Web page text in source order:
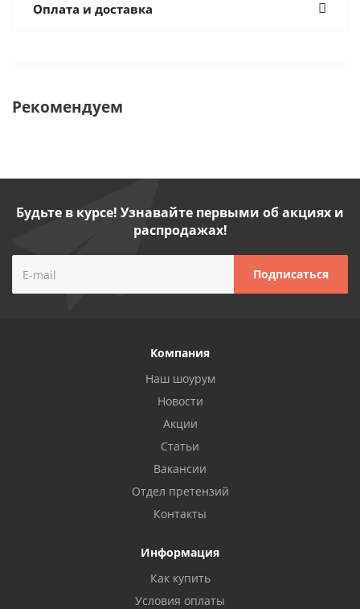
Оплата и доставка
Рекомендуем
Будьте в курсе! Узнавайте первыми об акциях и
распродажах!
Компания
Наш шоурум
Новости
Акции
Статьи
Вакансии
Отдел претензий
Контакты
Информация
Как купить
Условия оплаты